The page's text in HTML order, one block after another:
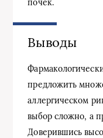
почек.
Выводы
предложить
аллергическом
выбор сложно, а
Доверившись